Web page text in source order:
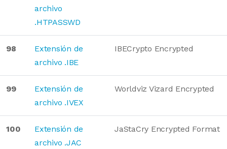
archivo
.HTPASSWD
98
Extensión de
archivo .IBE
IBECrypto Encrypted
99
Extensión de
archivo .IVEX
Worldviz Vizard Encrypted
100
Extensión de
archivo .JAC
JaStaCry Encrypted Format